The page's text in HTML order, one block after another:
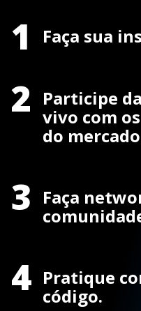
1 Faça sua
2
Participe
vivo com
do
3
Faça
4 Pratique
código.